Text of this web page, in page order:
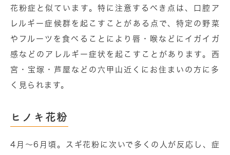
花粉症と似ています。特に注意するべき点は、口腔ア
レルギー症候群を起こすことがある点で、特定の野菜
やフルーツを食べることにより唇・喉などにイガイガ
感などのアレルギー症状を起こすことがあります。⻄
宮・宝塚・芦屋などの六甲山近くにお住まいの⽅に多
く⾒られます。
ヒノキ花粉
4⽉〜6⽉頃。スギ花粉に次いで多くの⼈が反応し、症